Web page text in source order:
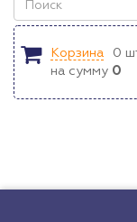
Корзина 0
на сумму 0